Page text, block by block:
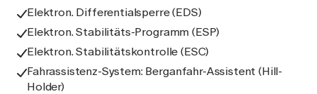
Elektron. Differentialsperre (EDS)
Elektron. Stabilitäts-Programm (ESP)
Elektron. Stabilitätskontrolle (ESC)
Fahrassistenz-System: Berganfahr-Assistent (Hill-
Holder)